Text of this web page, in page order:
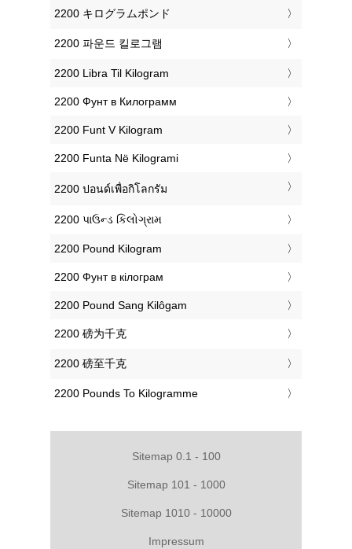
‎2200 キログラムポンド
‎2200 파운드 킬로그램
‎2200 Libra Til Kilogram
‎2200 Фунт в Килограмм
‎2200 Funt V Kilogram
‎2200 Funta Në Kilogrami
‎2200 ปอนด์เพื่อกิโลกรัม
‎2200 પાઉન્ડ કિલોગ્રામ
‎2200 Pound Kilogram
‎2200 Фунт в кілограм
‎2200 Pound Sang Kilôgam
‎2200 磅为千克
‎2200 磅至千克
‎2200 Pounds To Kilogramme
Sitemap 0.1 - 100
Sitemap 101 - 1000
Sitemap 1010 - 10000
Impressum